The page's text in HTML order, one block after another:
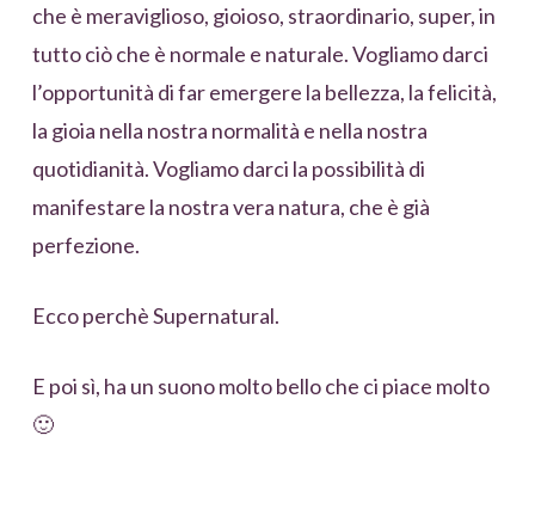
che è meraviglioso, gioioso, straordinario, super, in
tutto ciò che è normale e naturale. Vogliamo darci
l’opportunità di far emergere la bellezza, la felicità,
la gioia nella nostra normalità e nella nostra
quotidianità. Vogliamo darci la possibilità di
manifestare la nostra vera natura, che è già
perfezione.
Ecco perchè Supernatural.
E poi sì, ha un suono molto bello che ci piace molto
🙂